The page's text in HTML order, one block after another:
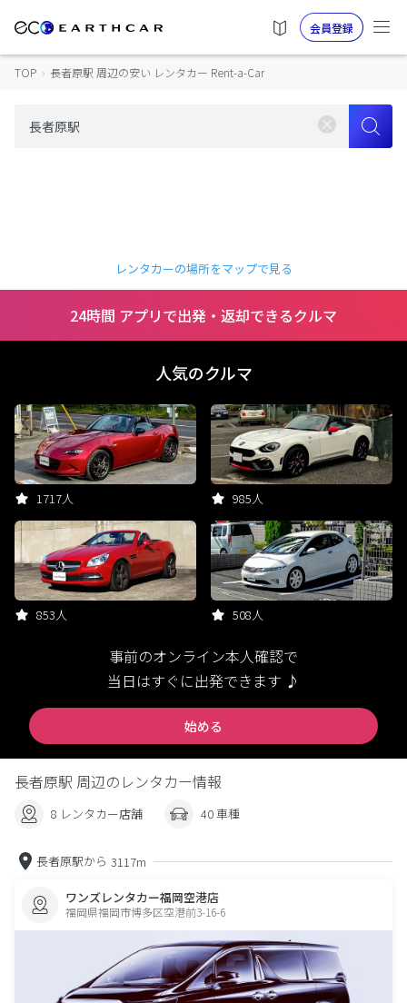
会員登録
TOP › 長者原駅 周辺の安い レンタカー Rent-a-Car
レンタカーの場所をマップで見る
24時間 アプリで出発・返却できるクルマ
人気のクルマ
1717人 985人
853人 508人
事前のオンライン本人確認で
当日はすぐに出発できます ♪
始める
長者原駅 周辺のレンタカー情報
8 レンタカー店舗 40 車種
長者原駅から 3117m
ワンズレンタカー福岡空港店
福岡県福岡市博多区空港前3-16-6